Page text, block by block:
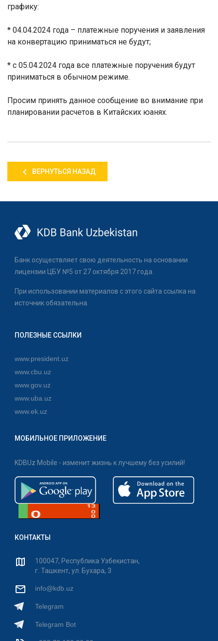
графику:
* 04.04.2024 года – платежные поручения и заявления
на конвертацию приниматься не будут;
* с 05.04.2024 года все платежные поручения будут
приниматься в обычном режиме.
Просим принять данное сообщение во внимание при
планировании расчетов в Китайских юанях.
ВЕРНУТЬСЯ НАЗАД
Банк осуществляет свою деятельность на основании
лицензии ЦБУ №5 от 27 октября 2017 года.
При использовании материалов с этого сайта ссылка на
источник обязательна.
ПОЛЕЗНЫЕ ССЫЛКИ
www.president.uz
www.cbu.uz
www.gov.uz
www.uba.uz
www.ek.uz
МОБИЛЬНОЕ ПРИЛОЖЕНИЕ
KDBUz Mobile - изменит жизнь к лучшему без усилий!
КОНТАКТЫ
100047, Республика Узбекистан,
г. Ташкент, ул. Бухара, 3
info@kdb.uz
Telegram
Telegram Bot